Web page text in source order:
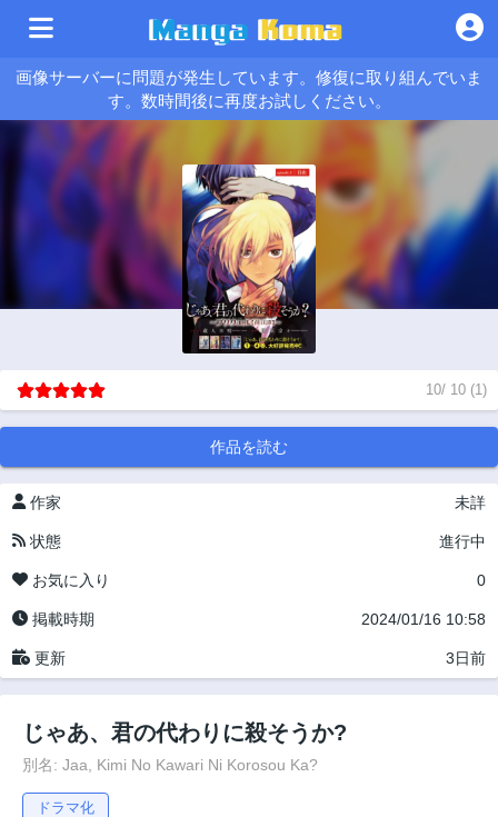
画像サーバーに問題が発生しています。修復に取り組んでいま
す。数時間後に再度お試しください。
10/ 10 (1)
作品を読む
作家 未詳
状態 進行中
お気に入り 0
掲載時期 2024/01/16 10:58
更新 3日前
じゃあ、君の代わりに殺そうか?
別名: Jaa, Kimi No Kawari Ni Korosou Ka?
ドラマ化